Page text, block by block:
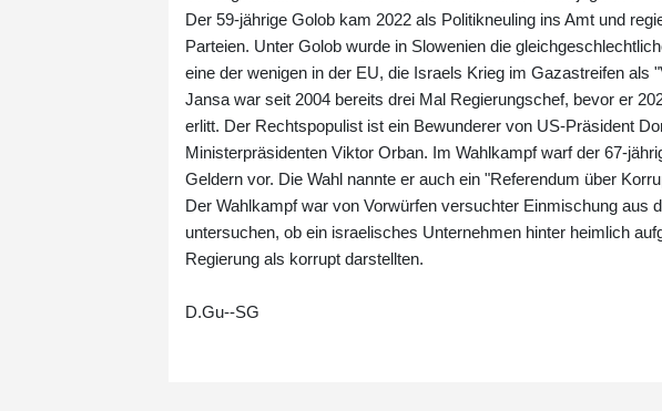
Der 59-jährige Golob kam 2022 als Politikneuling ins Amt und
Parteien. Unter Golob wurde in Slowenien die
eine der wenigen in der EU, die Israels Krieg im Gazastreifen als
Jansa war seit 2004 bereits drei Mal Regierungschef, bevor er
erlitt. Der Rechtspopulist ist ein Bewunderer von US-Präsident
Ministerpräsidenten Viktor Orban. Im Wahlkampf warf der 67-
Geldern vor. Die Wahl nannte er auch ein "Referendum über
Der Wahlkampf war von Vorwürfen versuchter Einmischung aus
untersuchen, ob ein israelisches Unternehmen hinter heimlich
Regierung als korrupt darstellten.
D.Gu--SG